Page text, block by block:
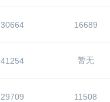
30664 16689
41254 暂无
29709 11508